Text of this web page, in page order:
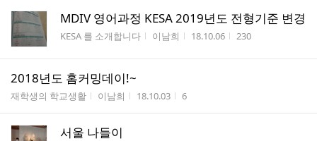
MDIV 영어과정 KESA 2019년도 전형기준 변경
게시판명
KESA 를 소개합니다 작성자
이남희 작성시간
18.10.06 조회수
230
2018년도 홈커밍데이!~
게시판명
재학생의 학교생활 작성자
이남희 작성시간
18.10.03 조회수
6
서울 나들이